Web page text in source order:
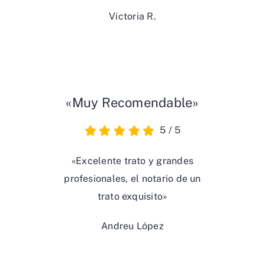
Victoria R.
«Muy Recomendable»
5 / 5
«Excelente trato y grandes
profesionales, el notario de un
trato exquisito»
Andreu López